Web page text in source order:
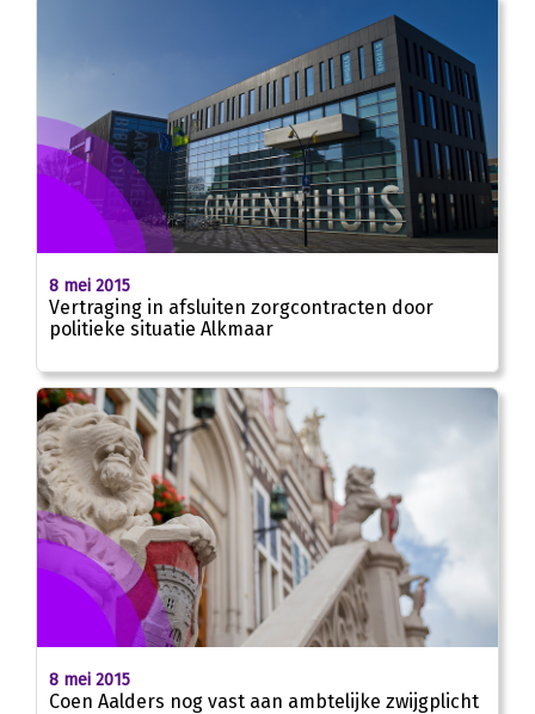
8 mei 2015
Vertraging in afsluiten zorgcontracten door
politieke situatie Alkmaar
8 mei 2015
Coen Aalders nog vast aan ambtelijke zwijgplicht